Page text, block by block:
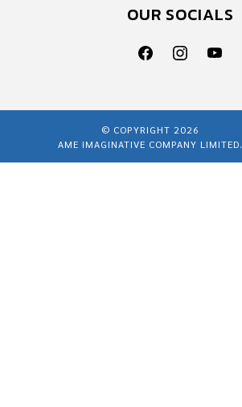
OUR SOCIALS
© COPYRIGHT 2026
AME IMAGINATIVE COMPANY LIMITED.